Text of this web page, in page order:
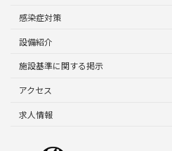
感染症対策
設備紹介
施設基準に関する掲示
アクセス
求人情報